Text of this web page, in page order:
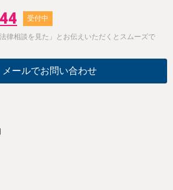
受付中
律相談を見た」とお伝えいただくとスムーズで
メールでお問い合わせ